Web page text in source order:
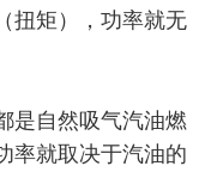
扭矩），功率就无
是自然吸气汽油燃
率就取决于汽油的